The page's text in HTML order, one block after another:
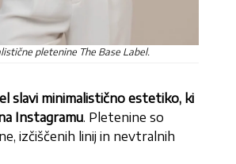
pletenine The Base Label.
slavi minimalistično estetiko, ki
Instagramu. Pletenine so
izčiščenih linij in nevtralnih